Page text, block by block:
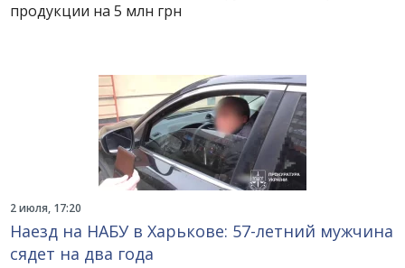
продукции на 5 млн грн
2 июля, 17:20
Наезд на НАБУ в Харькове: 57-летний мужчина
сядет на два года